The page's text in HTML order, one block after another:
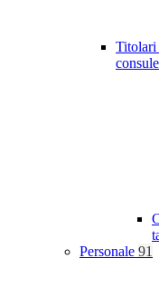
Titolari
Personale 91